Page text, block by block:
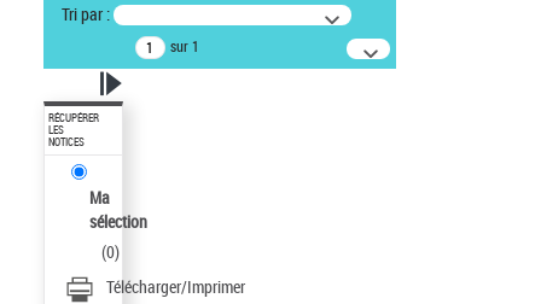
Tri par :
sur 1
RÉCUPÉRER
LES
NOTICES
Ma
sélection
(0)
Télécharger/Imprimer